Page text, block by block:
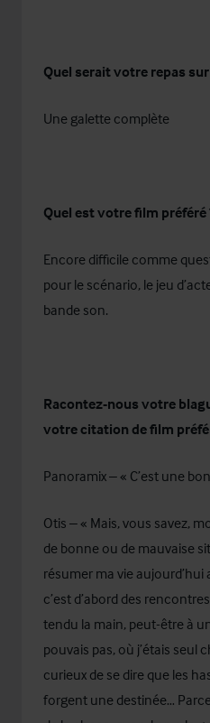
Quel serait votre repas
Une galette complète
Quel est votre film préféré
Encore difficile comme
pour le scénario, le jeu
bande son.
Racontez-nous votre
votre citation de film
Panoramix – « C’est une
Otis – « Mais, vous savez,
de bonne ou de mauvaise
résumer ma vie aujourd’hui
c’est d’abord des
tendu la main, peut-être à
pouvais pas, où j’étais seul
curieux de se dire que les
forgent une destinée…